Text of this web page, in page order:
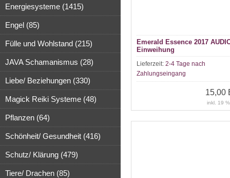
Energiesysteme (1415)
Engel (85)
Fülle und Wohlstand (215)
JAVA Schamanismus (28)
Liebe/ Beziehungen (330)
Magick Reiki Systeme (48)
Pflanzen (64)
Schönheit/ Gesundheit (416)
Schutz/ Klärung (479)
Tiere/ Drachen (85)
Emerald Essence 2017
Einweihung
Lieferzeit: 2-4 Tage nach
Zahlungseingang
15,00
inkl. 19